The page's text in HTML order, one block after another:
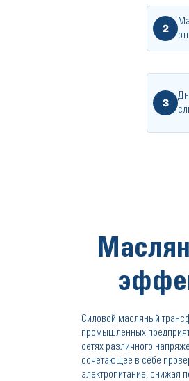
2
3
Силовой масляный
промышленных
сетях различного
сочетающее в себе
электропитание, снижая